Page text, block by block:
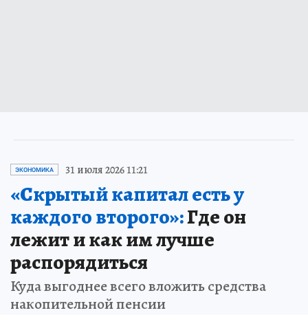
ЭКОНОМИКА 31 июля 2026 11:21
«Скрытый капитал есть у
каждого второго»:Где он
лежит и как им лучше
распорядиться
Куда выгоднее всего вложить средства
накопительной пенсии